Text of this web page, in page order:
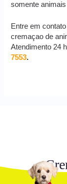
somente
Entre em
cremaçao de
Atendimento 24
7553.